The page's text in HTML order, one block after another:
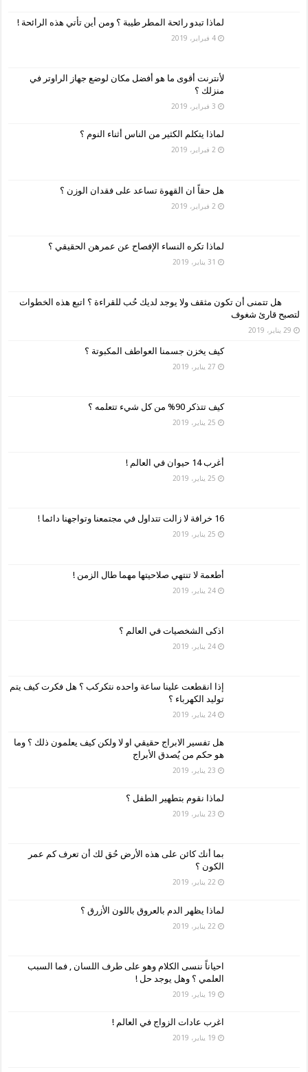
لماذا تبدو رائحة المطر طيبة ؟ ومن أين تأتي هذه الرائحة !
4 فبراير، 2019
لأنترنت أقوى ما هو أفضل مكان لوضع جهاز الراوتر في
منزلك ؟
3 فبراير، 2019
لماذا يتكلم الكثير من الناس أثناء النوم ؟
2 فبراير، 2019
هل حقاً ان القهوة تساعد على فقدان الوزن ؟
2 فبراير، 2019
لماذا تكره النساء الإفصاح عن عمرهن الحقيقي ؟
31 يناير، 2019
هل تتمنى أن تكون مثقف ولا يوجد لديك حُب للقراءة ؟ اتبع هذه الخطوات
لتصبح قارئ شغوف
29 يناير، 2019
كيف يخزن جسمنا العواطف المكبوتة ؟
27 يناير، 2019
كيف تتذكر 90% من كل شيء تتعلمه ؟
25 يناير، 2019
أغرب 14 حيوان في العالم !
25 يناير، 2019
16 خرافة لا زالت تتداول في مجتمعنا وتواجهنا دائما !
25 يناير، 2019
أطعمة لا تنتهي صلاحيتها مهما طال الزمن !
24 يناير، 2019
اذكى الشخصيات في العالم ؟
24 يناير، 2019
إذا انقطعت علينا ساعة واحده نتكركب ؟ هل فكرت كيف يتم
توليد الكهرباء ؟
24 يناير، 2019
هل تفسير الابراج حقيقي او لا ولكن كيف يعلمون ذلك ؟ وما
هو حكم من يُصدق الأبراج
23 يناير، 2019
لماذا نقوم بتطهير الطفل ؟
23 يناير، 2019
بما أنك كائن على هذه الأرض حُق لك أن تعرف كم عمر
الكون ؟
22 يناير، 2019
لماذا يظهر الدم بالعروق باللون الأزرق ؟
22 يناير، 2019
احياناً ننسى الكلام وهو على طرف اللسان , فما السبب
العلمي ؟ وهل يوجد حل !
19 يناير، 2019
اغرب عادات الزواج في العالم !
19 يناير، 2019